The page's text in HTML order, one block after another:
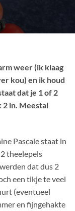
weer (ik klaag
kou) en ik houd
dat je 1 of 2
2 in. Meestal
Pascale staat in
theelepels
dat dus 2
een tikje te veel
(eventueel
en fijngehakte